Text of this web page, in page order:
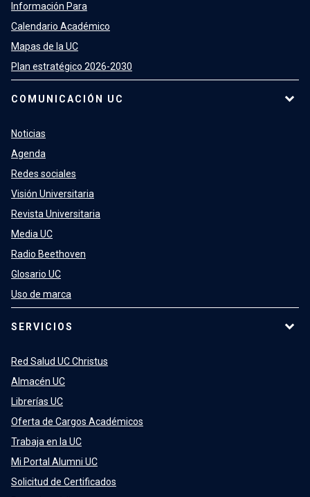
Información Para
Calendario Académico
Mapas de la UC
Plan estratégico 2026-2030
COMUNICACIÓN UC
Noticias
Agenda
Redes sociales
Visión Universitaria
Revista Universitaria
Media UC
Radio Beethoven
Glosario UC
Uso de marca
SERVICIOS
Red Salud UC Christus
Almacén UC
Librerías UC
Oferta de Cargos Académicos
Trabaja en la UC
Mi Portal Alumni UC
Solicitud de Certificados